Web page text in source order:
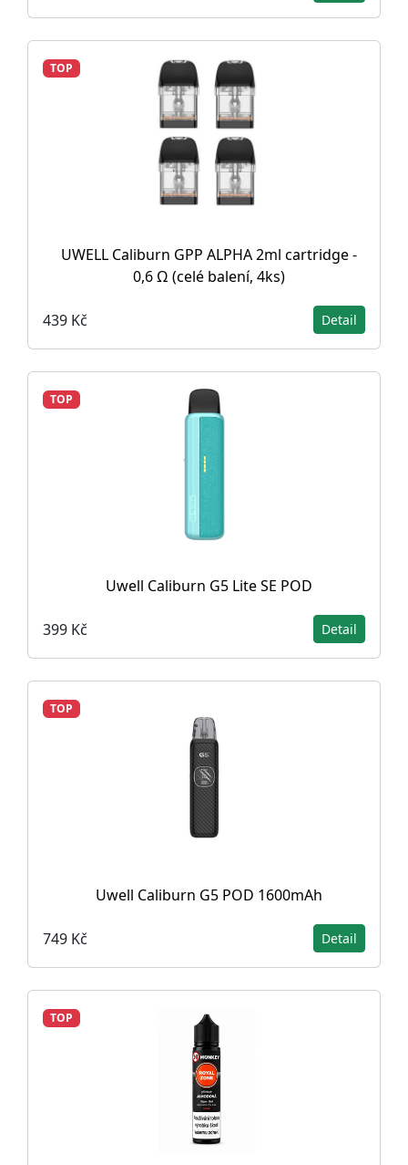
TOP
UWELL Caliburn GPP ALPHA 2ml cartridge -
0,6 Ω (celé balení, 4ks)
439 Kč Detail
TOP
Uwell Caliburn G5 Lite SE POD
399 Kč Detail
TOP
Uwell Caliburn G5 POD 1600mAh
749 Kč Detail
TOP